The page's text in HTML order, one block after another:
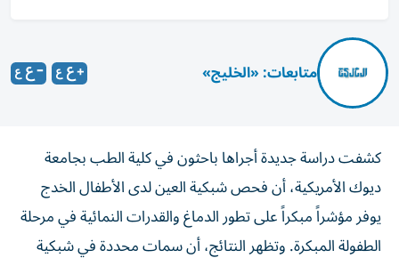
متابعات: «الخليج»
كشفت دراسة جديدة أجراها باحثون في كلية الطب بجامعة
ديوك الأمريكية، أن فحص شبكية العين لدى الأطفال الخدج
يوفر مؤشراً مبكراً على تطور الدماغ والقدرات النمائية في مرحلة
الطفولة المبكرة. وتظهر النتائج، أن سمات محددة في شبكية